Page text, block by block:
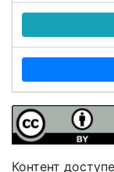
Контент